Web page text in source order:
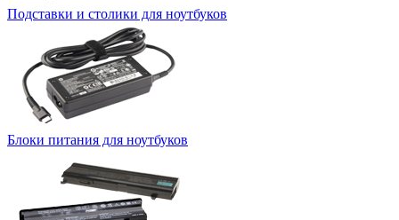
Подставки и столики для ноутбуков
Блоки питания для ноутбуков